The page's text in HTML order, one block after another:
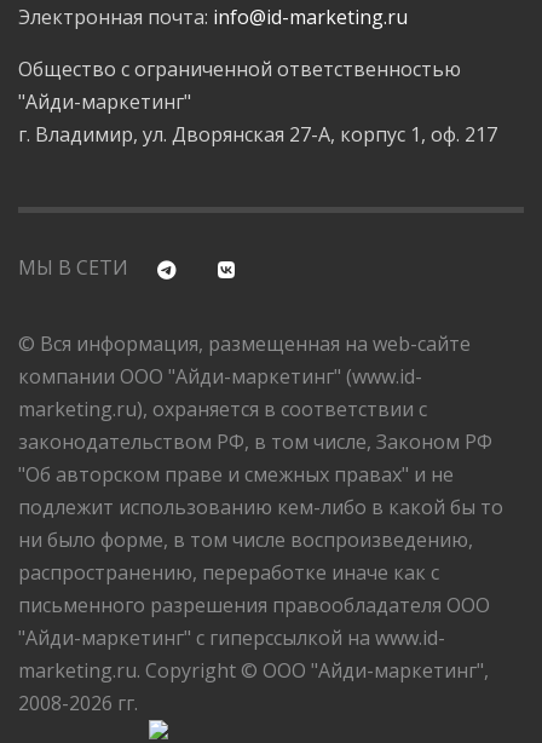
Электронная почта: info@id-marketing.ru
Общество с ограниченной ответственностью
"Айди-маркетинг"
г. Владимир, ул. Дворянская 27-А, корпус 1, оф. 217
МЫ В СЕТИ
© Вся информация, размещенная на web-сайте
компании ООО "Айди-маркетинг" (www.id-
marketing.ru), охраняется в соответствии с
законодательством РФ, в том числе, Законом РФ
"Об авторском праве и смежных правах" и не
подлежит использованию кем-либо в какой бы то
ни было форме, в том числе воспроизведению,
распространению, переработке иначе как с
письменного разрешения правообладателя ООО
"Айди-маркетинг" с гиперссылкой на www.id-
marketing.ru. Copyright © ООО "Айди-маркетинг",
2008-2026 гг.